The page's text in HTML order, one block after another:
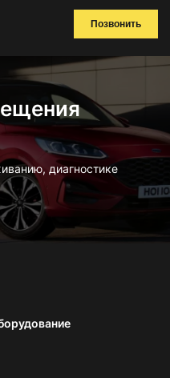
Позвонить
диагностике